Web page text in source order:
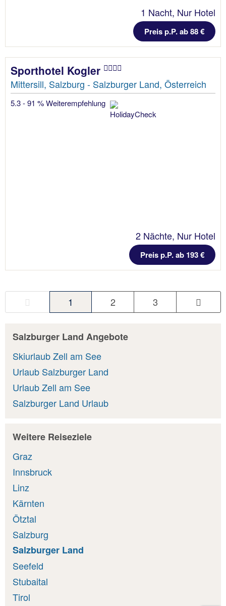
1 Nacht, Nur Hotel
Preis p.P. ab 88 €
Sporthotel Kogler
Mittersill, Salzburg - Salzburger Land, Österreich
5.3 - 91 % Weiterempfehlung
2 Nächte, Nur Hotel
Preis p.P. ab 193 €
1 2 3
Salzburger Land Angebote
Skiurlaub Zell am See
Urlaub Salzburger Land
Urlaub Zell am See
Salzburger Land Urlaub
Weitere Reiseziele
Graz
Innsbruck
Linz
Kärnten
Ötztal
Salzburg
Salzburger Land
Seefeld
Stubaital
Tirol